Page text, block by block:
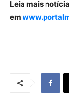
Leia mais
em